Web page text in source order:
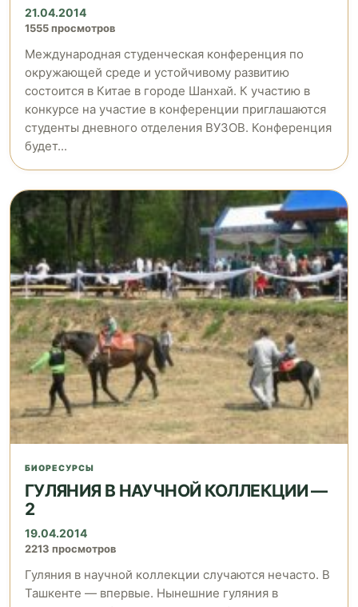
21.04.2014
1555 просмотров
Международная студенческая конференция по
окружающей среде и устойчивому развитию
состоится в Китае в городе Шанхай. К участию в
конкурсе на участие в конференции приглашаются
студенты дневного отделения ВУЗОВ. Конференция
будет...
БИОРЕСУРСЫ
ГУЛЯНИЯ В НАУЧНОЙ КОЛЛЕКЦИИ —
2
19.04.2014
2213 просмотров
Гуляния в научной коллекции случаются нечасто. В
Ташкенте — впервые. Нынешние гуляния в